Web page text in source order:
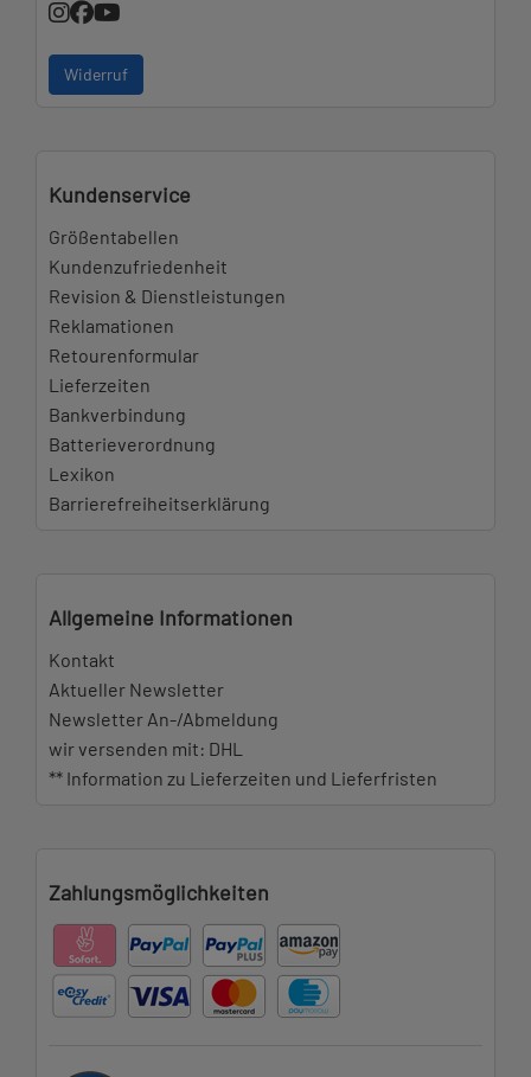
Widerruf
Kundenservice
Größentabellen
Kundenzufriedenheit
Revision & Dienstleistungen
Reklamationen
Retourenformular
Lieferzeiten
Bankverbindung
Batterieverordnung
Lexikon
Barrierefreiheitserklärung
Allgemeine Informationen
Kontakt
Aktueller Newsletter
Newsletter An-/Abmeldung
wir versenden mit: DHL
** Information zu Lieferzeiten und Lieferfristen
Zahlungsmöglichkeiten